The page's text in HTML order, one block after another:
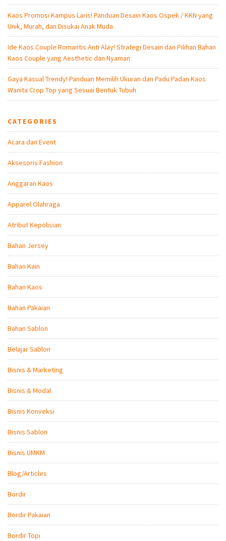
Kaos Promosi Kampus Laris! Panduan Desain Kaos Ospek / KKN yang
Unik, Murah, dan Disukai Anak Muda
Ide Kaos Couple Romantis Anti Alay! Strategi Desain dan Pilihan Bahan
Kaos Couple yang Aesthetic dan Nyaman
Gaya Kasual Trendy! Panduan Memilih Ukuran dan Padu Padan Kaos
Wanita Crop Top yang Sesuai Bentuk Tubuh
CATEGORIES
Acara dan Event
Aksesoris Fashion
Anggaran Kaos
Apparel Olahraga
Atribut Kepolisian
Bahan Jersey
Bahan Kain
Bahan Kaos
Bahan Pakaian
Bahan Sablon
Belajar Sablon
Bisnis & Marketing
Bisnis & Modal
Bisnis Konveksi
Bisnis Sablon
Bisnis UMKM
Blog/Articles
Bordir
Bordir Pakaian
Bordir Topi